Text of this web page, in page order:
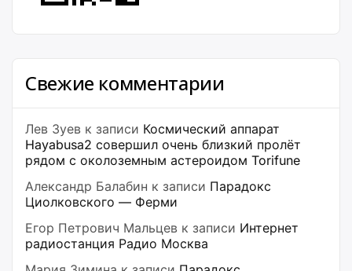
Свежие комментарии
Лев Зуев к записи Космический аппарат
Hayabusa2 совершил очень близкий пролёт
рядом с околоземным астероидом Torifune
Александр Балабин к записи Парадокс
Циолковского — Ферми
Егор Петрович Мальцев к записи Интернет
радиостанция Радио Москва